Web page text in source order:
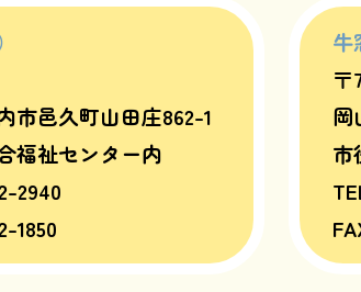
市邑久町山田庄862-1
福祉センター内
2940
1850
牛
〒
岡
市